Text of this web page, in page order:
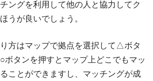
ングを利用して他の人と協力してク
うが良いでしょう。
方はマップで拠点を選択して△ボタ
ボタンを押すとマップ上どこでもマッ
ことができますし、マッチングが成